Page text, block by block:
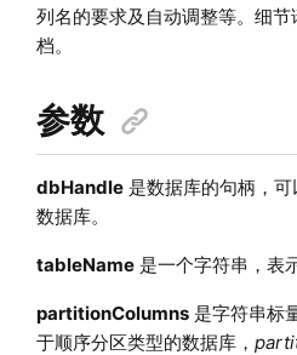
列名的要求及自动调整等。细节
档。
参数
dbHandle是数据库的句柄，可
数据库。
tableName是一个字符串，表
partitionColumns是字符串标
于顺序分区类型的数据库，